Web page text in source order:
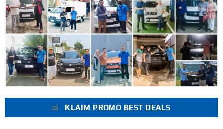
KLAIM PROMO BEST DEALS